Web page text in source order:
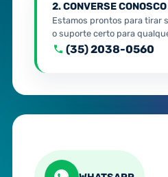
2. CONVERSE CONOSCO
Estamos prontos para tirar
o suporte certo para
(35) 2038-0560